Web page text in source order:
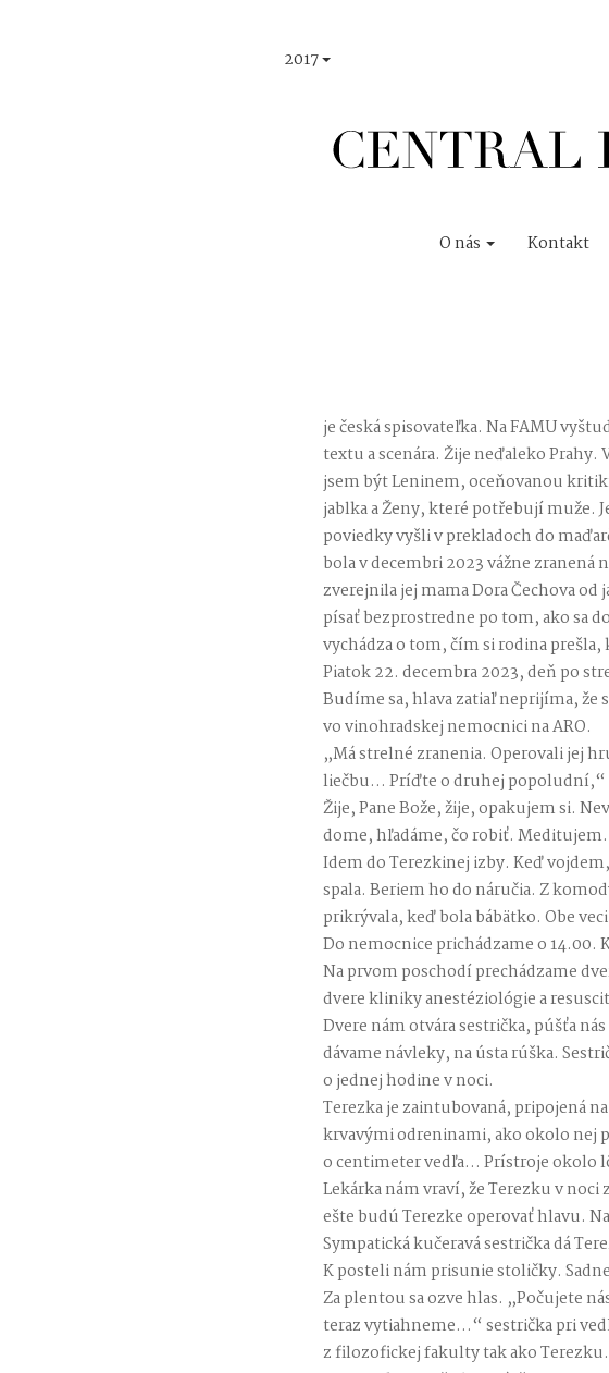
2017
O nás Kontakt
je česká spisovateľka. Na FAMU
textu a scenára. Žije neďaleko
jsem být Leninem, oceňovanou
jablka a Ženy, které potřebují muže.
poviedky vyšli v prekladoch do
bola v decembri 2023 vážne
zverejnila jej mama Dora Čechova
písať bezprostredne po tom, ako sa
vychádza o tom, čím si rodina prešla,
Piatok 22. decembra 2023, deň po
Budíme sa, hlava zatiaľ neprijíma, že
vo vinohradskej nemocnici na ARO.
„Má strelné zranenia. Operovali jej
liečbu… Príďte o druhej popoludní,“
Žije, Pane Bože, žije, opakujem si.
dome, hľadáme, čo robiť. Meditujem.
Idem do Terezkinej izby. Keď
spala. Beriem ho do náručia. Z
prikrývala, keď bola bábätko. Obe
Do nemocnice prichádzame o
Na prvom poschodí prechádzame
dvere kliniky anestéziológie a
Dvere nám otvára sestrička, púšťa
dávame návleky, na ústa rúška.
o jednej hodine v noci.
Terezka je zaintubovaná, pripojená
krvavými odreninami, ako okolo nej
o centimeter vedľa… Prístroje
Lekárka nám vraví, že Terezku v
ešte budú Terezke operovať hlavu.
Sympatická kučeravá sestrička dá
K posteli nám prisunie stoličky.
Za plentou sa ozve hlas. „Počujete
teraz vytiahneme…“ sestrička pri
z filozofickej fakulty tak ako